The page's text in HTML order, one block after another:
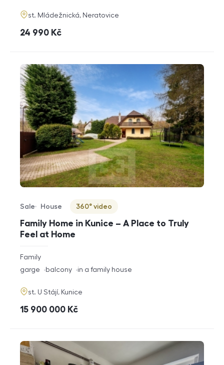
adresa
st. Mládežnická, Neratovice
cena
24 990 Kč
Family Home in Kunice – A Place to Truly
Feel at Home
Offer type
Sale
Property type
House
Virtuální prohlídka
360° video
rozměry
disposition
Family
funkce
garge balcony in a family house
adresa
st. U Stájí, Kunice
cena
15 900 000 Kč